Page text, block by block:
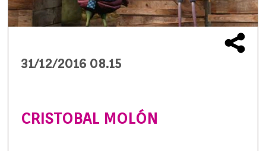
31/12/2016 08.15
CRISTOBAL MOLÓN